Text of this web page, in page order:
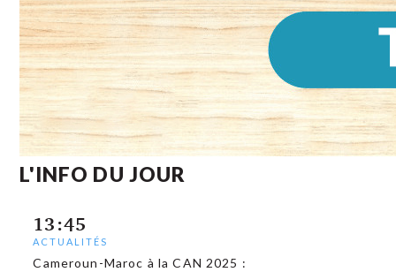
L'INFO DU JOUR
13:45
ACTUALITÉS
Cameroun-Maroc à la CAN 2025 :